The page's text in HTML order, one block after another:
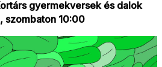
gyermekversek és dalok
szombaton 10:00